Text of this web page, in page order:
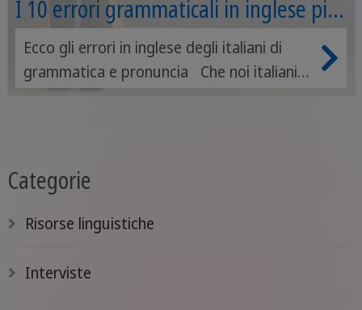
I 10 errori grammaticali in inglese più
comuni
Ecco gli errori in inglese degli italiani di
grammatica e pronuncia Che noi italiani
troviamo diversi ostacoli nel percorso di
tendiamo a commettere numerosi errori
di grammatica in inglese, ma anche di
pronuncia. I quali, a volte, si trasformano
Categorie
Risorse linguistiche
Interviste